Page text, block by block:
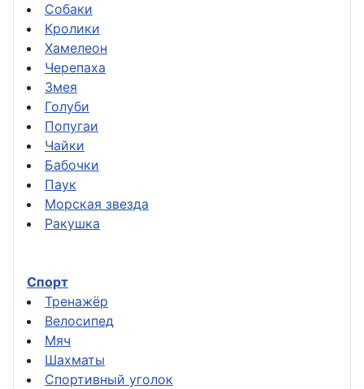
Собаки
Кролики
Хамелеон
Черепаха
Змея
Голуби
Попугаи
Чайки
Бабочки
Паук
Морская звезда
Ракушка
Спорт
Тренажёр
Велосипед
Мяч
Шахматы
Спортивный уголок